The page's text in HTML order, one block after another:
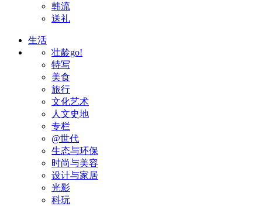
韩流
送礼
生活
壮龄go!
特写
美食
旅行
文化艺术
人文史地
专栏
@世代
生态与环保
时尚与美容
设计与家居
光影
科玩